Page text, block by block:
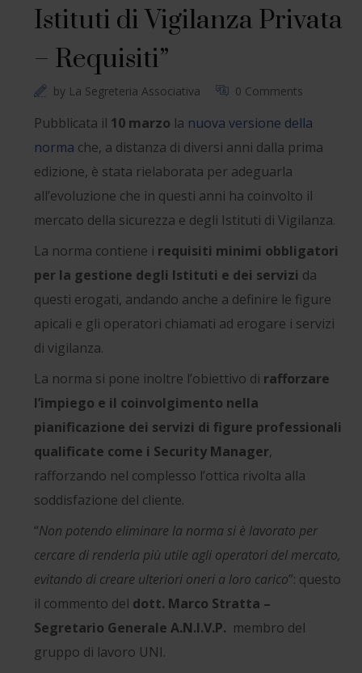
Istituti di Vigilanza Privata
– Requisiti”
by La Segreteria Associativa 0 Comments
Pubblicata il 10 marzo la nuova versione della
norma che, a distanza di diversi anni dalla prima
edizione, è stata rielaborata per adeguarla
all’evoluzione che in questi anni ha coinvolto il
mercato della sicurezza e degli Istituti di Vigilanza.
La norma contiene i requisiti minimi obbligatori
per la gestione degli Istituti e dei servizi da
questi erogati, andando anche a definire le figure
apicali e gli operatori chiamati ad erogare i servizi
di vigilanza.
La norma si pone inoltre l’obiettivo di rafforzare
l’impiego e il coinvolgimento nella
pianificazione dei servizi di figure professionali
qualificate come i Security Manager,
rafforzando nel complesso l’ottica rivolta alla
soddisfazione del cliente.
“Non potendo eliminare la norma si è lavorato per
cercare di renderla più utile agli operatori del mercato,
evitando di creare ulteriori oneri a loro carico”: questo
il commento del dott. Marco Stratta –
Segretario Generale A.N.I.V.P. membro del
gruppo di lavoro UNI.